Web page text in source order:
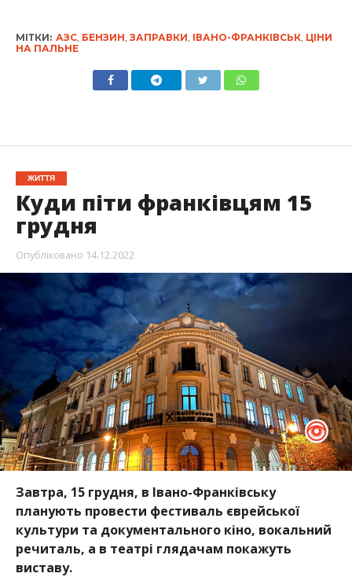
МІТКИ: АЗС, БЕНЗИН ЗАПРАВКИ ІВАНО-ФРАНКІВСЬК, ЦІНИ
НА ПАЛЬНЕ
ЖИТТЯ
Куди піти франківцям 15
грудня
Опубліковано 14.12.2022
Завтра, 15 грудня, в Івано-Франківську
планують провести фестиваль єврейської
культури та документального кіно, вокальний
речиталь, а в театрі глядачам покажуть
виставу.